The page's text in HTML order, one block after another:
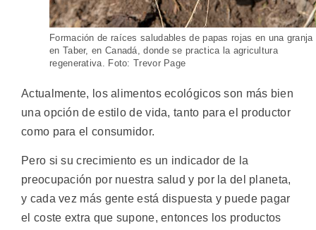
Formación de raíces saludables de papas rojas en una granja
en Taber, en Canadá, donde se practica la agricultura
regenerativa. Foto: Trevor Page
Actualmente, los alimentos ecológicos son más bien
una opción de estilo de vida, tanto para el productor
como para el consumidor.
Pero si su crecimiento es un indicador de la
preocupación por nuestra salud y por la del planeta,
y cada vez más gente está dispuesta y puede pagar
el coste extra que supone, entonces los productos